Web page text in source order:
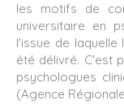
les motifs de
universitaire en
l'issue de
été délivré. C'est
psychologues
(Agence